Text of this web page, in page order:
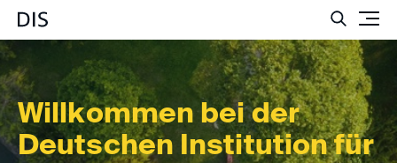
Willkommen bei der
Deutschen Institution für